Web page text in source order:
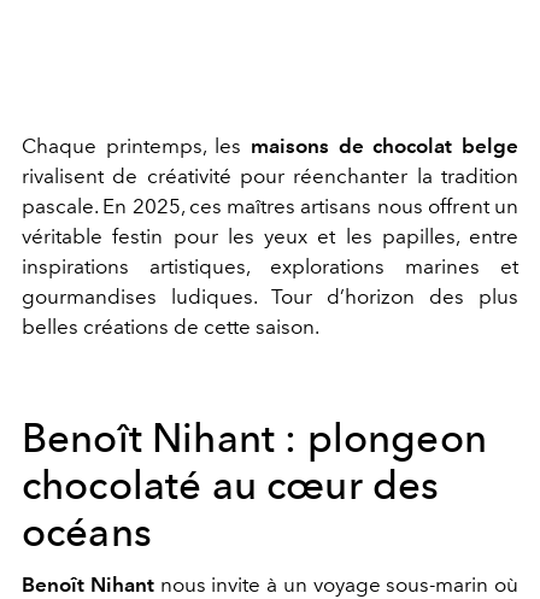
Chaque printemps, les maisons de chocolat belge
rivalisent de créativité pour réenchanter la tradition
pascale. En 2025, ces maîtres artisans nous offrent un
véritable festin pour les yeux et les papilles, entre
inspirations artistiques, explorations marines et
gourmandises ludiques. Tour d’horizon des plus
belles créations de cette saison.
Benoît Nihant : plongeon
chocolaté au cœur des
océans
Benoît Nihantnous invite à un voyage sous-marin où